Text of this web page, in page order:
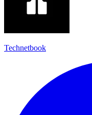
Technetbook